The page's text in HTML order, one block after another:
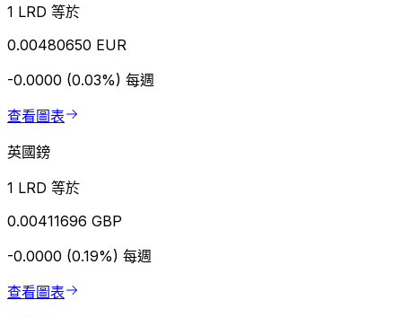
1 LRD 等於
0.00480650 EUR
-0.0000 (0.03%) 每週
查看圖表
英國鎊
1 LRD 等於
0.00411696 GBP
-0.0000 (0.19%) 每週
查看圖表